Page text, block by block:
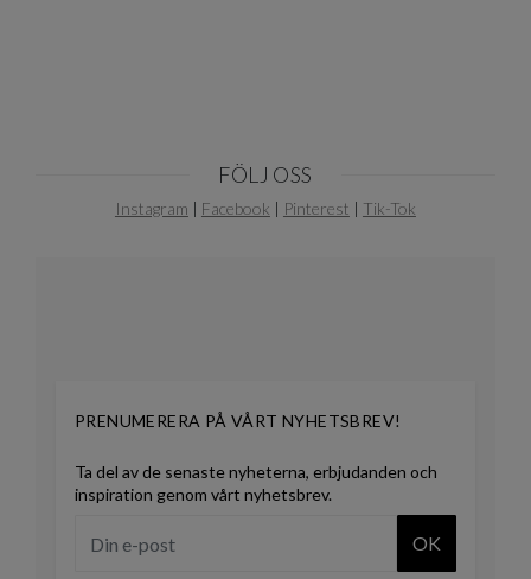
FÖLJ OSS
Instagram | Facebook | Pinterest | Tik-Tok
PRENUMERERA PÅ VÅRT NYHETSBREV!
Ta del av de senaste nyheterna, erbjudanden och
inspiration genom vårt nyhetsbrev.
OK